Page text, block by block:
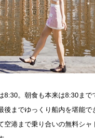
8:30。朝食も本来は8:30まで
後までゆっくり船内を堪能で
空港まで乗り合いの無料シャ